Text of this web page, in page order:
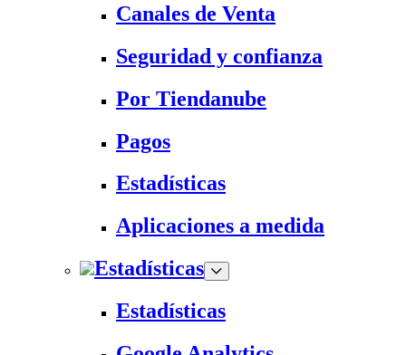
Canales de Venta
Seguridad y confianza
Por Tiendanube
Pagos
Estadísticas
Aplicaciones a medida
Estadísticas
Estadísticas